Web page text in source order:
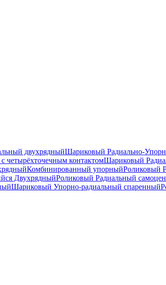
двухрядныйШариковый Радиально-
контактомШариковый
Комбинированный упорныйРоликовый
ДвухрядныйРоликовый Радиальный
Шариковый Упорно-радиальный спаренный